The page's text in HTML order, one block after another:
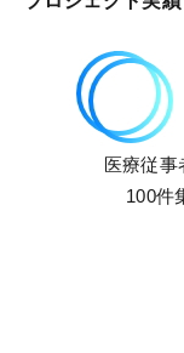
医療従
100件